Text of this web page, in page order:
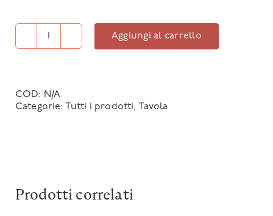
Sottopiatto
quantità
Aggiungi al carrello
COD: N/A
Categorie: Tutti i prodotti, Tavola
Prodotti correlati